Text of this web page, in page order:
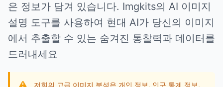
은 정보가 담겨 있습니다. Imgkits의 AI 이미지
설명 도구를 사용하여 현대 AI가 당신의 이미지
에서 추출할 수 있는 숨겨진 통찰력과 데이터를
드러내세요
저희의 고급 이미지 분석은 개인 정보, 인구 통계 정보,